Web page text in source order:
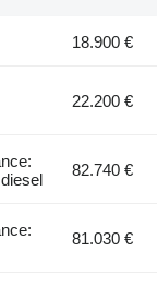
18.900 €
22.200 €
82.740 €
81.030 €